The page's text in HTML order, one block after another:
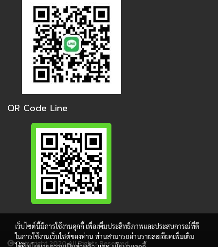
QR Code Line
Copy right 2020 All Rights Reserved.
เว็บไซต์นี้มีการใช้งานคุกกี้ เพื่อเพิ่มประสิทธิภาพและประสบการณ์ที่ดี
ในการใช้งานเว็บไซต์ของท่าน ท่านสามารถอ่านรายละเอียดเพิ่มเติม